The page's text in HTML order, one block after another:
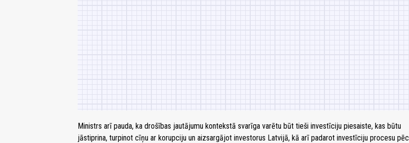
Ministrs arī pauda, ka drošības jautājumu kontekstā svarīga varētu būt tieši investīciju piesaiste, kas būtu
jāstiprina, turpinot cīņu ar korupciju un aizsargājot investorus Latvijā, kā arī padarot investīciju procesu pēc